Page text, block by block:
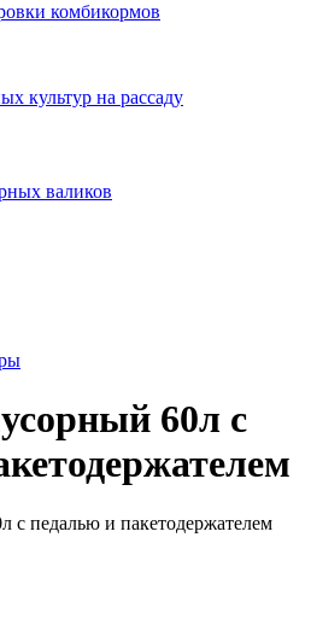
комбикормов
культур на рассаду
валиков
60л с